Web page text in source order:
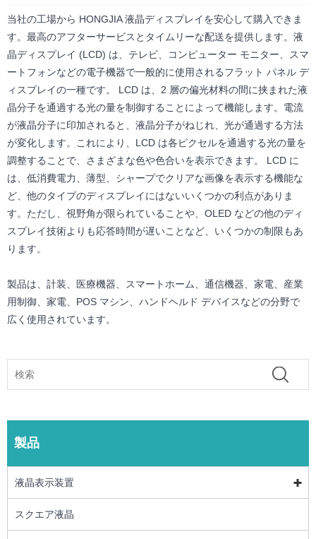
当社の工場から HONGJIA 液晶ディスプレイを安心して購入できま
す。最高のアフターサービスとタイムリーな配送を提供します。液
晶ディスプレイ (LCD) は、テレビ、コンピューター モニター、スマ
ートフォンなどの電子機器で一般的に使用されるフラット パネル デ
ィスプレイの一種です。 LCD は、2 層の偏光材料の間に挟まれた液
晶分子を通過する光の量を制御することによって機能します。電流
が液晶分子に印加されると、液晶分子がねじれ、光が通過する方法
が変化します。これにより、LCD は各ピクセルを通過する光の量を
調整することで、さまざまな色や色合いを表示できます。 LCD に
は、低消費電力、薄型、シャープでクリアな画像を表示する機能な
ど、他のタイプのディスプレイにはないいくつかの利点がありま
す。ただし、視野角が限られていることや、OLED などの他のディ
スプレイ技術よりも応答時間が遅いことなど、いくつかの制限もあ
ります。
製品は、計装、医療機器、スマートホーム、通信機器、家電、産業
用制御、家電、POS マシン、ハンドヘルド デバイスなどの分野で
広く使用されています。
製品
液晶表示装置
スクエア液晶